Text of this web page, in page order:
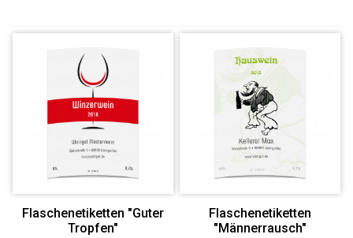
Flaschenetiketten "Guter
Tropfen"
Flaschenetiketten
"Männerrausch"